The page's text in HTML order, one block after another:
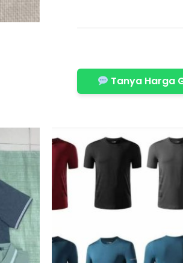
Tanya Harga